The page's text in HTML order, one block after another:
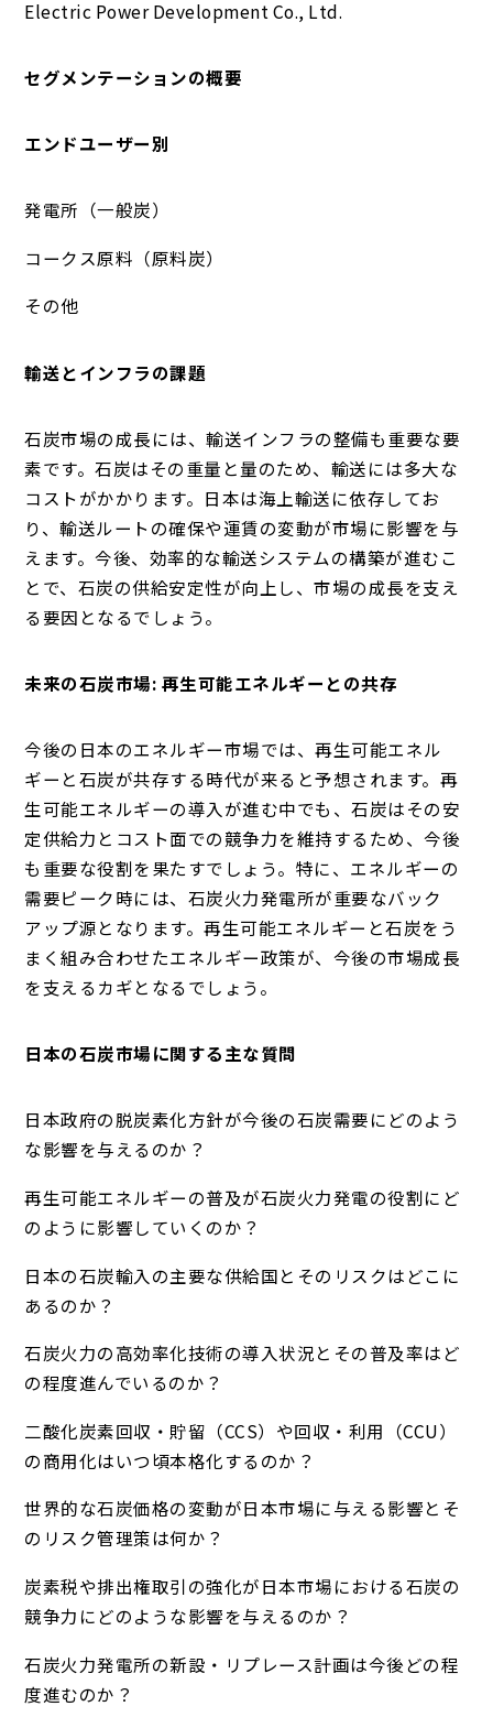
Electric Power Development Co., Ltd.
セグメンテーションの概要
エンドユーザー別
発電所（一般炭）
コークス原料（原料炭）
その他
輸送とインフラの課題
石炭市場の成長には、輸送インフラの整備も重要な要
素です。石炭はその重量と量のため、輸送には多大な
コストがかかります。日本は海上輸送に依存してお
り、輸送ルートの確保や運賃の変動が市場に影響を与
えます。今後、効率的な輸送システムの構築が進むこ
とで、石炭の供給安定性が向上し、市場の成長を支え
る要因となるでしょう。
未来の石炭市場: 再生可能エネルギーとの共存
今後の日本のエネルギー市場では、再生可能エネル
ギーと石炭が共存する時代が来ると予想されます。再
生可能エネルギーの導入が進む中でも、石炭はその安
定供給力とコスト面での競争力を維持するため、今後
も重要な役割を果たすでしょう。特に、エネルギーの
需要ピーク時には、石炭火力発電所が重要なバック
アップ源となります。再生可能エネルギーと石炭をう
まく組み合わせたエネルギー政策が、今後の市場成長
を支えるカギとなるでしょう。
日本の石炭市場に関する主な質問
日本政府の脱炭素化方針が今後の石炭需要にどのよう
な影響を与えるのか？
再生可能エネルギーの普及が石炭火力発電の役割にど
のように影響していくのか？
日本の石炭輸入の主要な供給国とそのリスクはどこに
あるのか？
石炭火力の高効率化技術の導入状況とその普及率はど
の程度進んでいるのか？
二酸化炭素回収・貯留（CCS）や回収・利用（CCU）
の商用化はいつ頃本格化するのか？
世界的な石炭価格の変動が日本市場に与える影響とそ
のリスク管理策は何か？
炭素税や排出権取引の強化が日本市場における石炭の
競争力にどのような影響を与えるのか？
石炭火力発電所の新設・リプレース計画は今後どの程
度進むのか？